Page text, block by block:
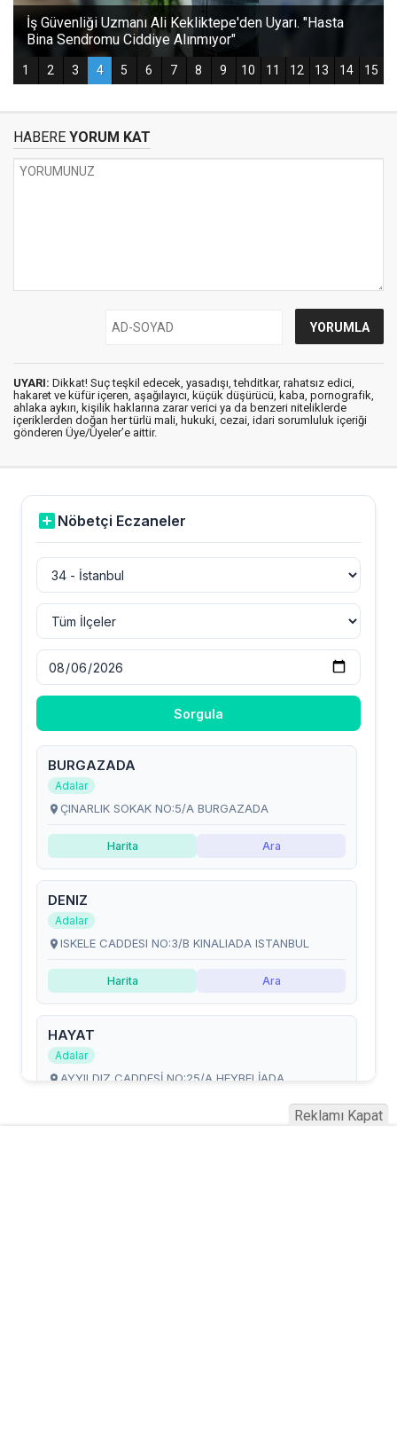
HABERE YORUM KAT
UYARI: Dikkat! Suç teşkil edecek, yasadışı, tehditkar, rahatsız edici,
hakaret ve küfür içeren, aşağılayıcı, küçük düşürücü, kaba, pornografik,
ahlaka aykırı, kişilik haklarına zarar verici ya da benzeri niteliklerde
içeriklerden doğan her türlü mali, hukuki, cezai, idari sorumluluk içeriği
gönderen Üye/Üyeler’e aittir.
Reklamı Kapat